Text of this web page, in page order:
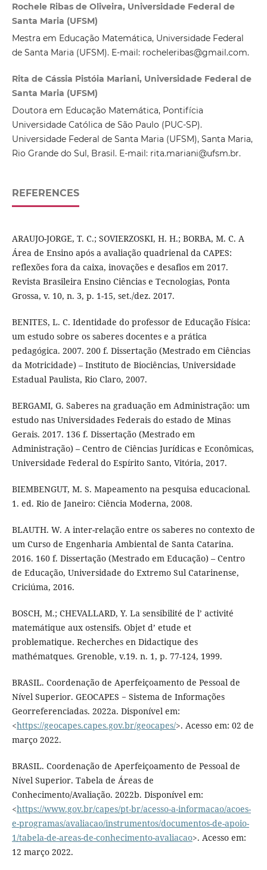
Rochele Ribas de Oliveira, Universidade Federal de
Santa Maria (UFSM)
Mestra em Educação Matemática, Universidade Federal
de Santa Maria (UFSM). E-mail: rocheleribas@gmail.com.
Rita de Cássia Pistóia Mariani, Universidade Federal de
Santa Maria (UFSM)
Doutora em Educação Matemática, Pontifícia
Universidade Católica de São Paulo (PUC-SP).
Universidade Federal de Santa Maria (UFSM), Santa Maria,
Rio Grande do Sul, Brasil. E-mail: rita.mariani@ufsm.br.
REFERENCES
ARAUJO-JORGE, T. C.; SOVIERZOSKI, H. H.; BORBA, M. C. A
Área de Ensino após a avaliação quadrienal da CAPES:
reflexões fora da caixa, inovações e desafios em 2017.
Revista Brasileira Ensino Ciências e Tecnologias, Ponta
Grossa, v. 10, n. 3, p. 1-15, set./dez. 2017.
BENITES, L. C. Identidade do professor de Educação Física:
um estudo sobre os saberes docentes e a prática
pedagógica. 2007. 200 f. Dissertação (Mestrado em Ciências
da Motricidade) – Instituto de Biociências, Universidade
Estadual Paulista, Rio Claro, 2007.
BERGAMI, G. Saberes na graduação em Administração: um
estudo nas Universidades Federais do estado de Minas
Gerais. 2017. 136 f. Dissertação (Mestrado em
Administração) – Centro de Ciências Jurídicas e Econômicas,
Universidade Federal do Espírito Santo, Vitória, 2017.
BIEMBENGUT, M. S. Mapeamento na pesquisa educacional.
1. ed. Rio de Janeiro: Ciência Moderna, 2008.
BLAUTH. W. A inter-relação entre os saberes no contexto de
um Curso de Engenharia Ambiental de Santa Catarina.
2016. 160 f. Dissertação (Mestrado em Educação) – Centro
de Educação, Universidade do Extremo Sul Catarinense,
Criciúma, 2016.
BOSCH, M.; CHEVALLARD, Y. La sensibilité de l’ activité
matemátique aux ostensifs. Objet d’ etude et
problematique. Recherches en Didactique des
mathématques. Grenoble, v.19. n. 1, p. 77-124, 1999.
BRASIL. Coordenação de Aperfeiçoamento de Pessoal de
Nível Superior. GEOCAPES − Sistema de Informações
Georreferenciadas. 2022a. Disponível em:
<https://geocapes.capes.gov.br/geocapes/>. Acesso em: 02 de
março 2022.
BRASIL. Coordenação de Aperfeiçoamento de Pessoal de
Nível Superior. Tabela de Áreas de
Conhecimento/Avaliação. 2022b. Disponível em:
<https://www.gov.br/capes/pt-br/acesso-a-informacao/acoes-
e-programas/avaliacao/instrumentos/documentos-de-apoio-
1/tabela-de-areas-de-conhecimento-avaliacao>. Acesso em:
12 março 2022.